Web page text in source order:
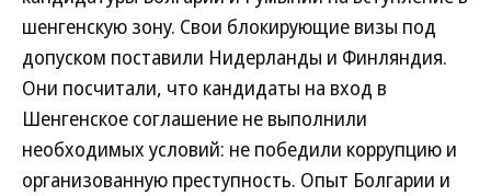
шенгенскую зону. Свои блокирующие визы под
допуском поставили Нидерланды и Финляндия.
Они посчитали, что кандидаты на вход в
Шенгенское соглашение не выполнили
необходимых условий: не победили коррупцию и
организованную преступность. Опыт Болгарии и